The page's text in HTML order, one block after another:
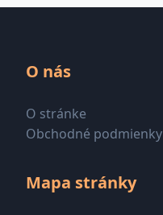
O nás
O stránke
Obchodné podmienky
Mapa stránky